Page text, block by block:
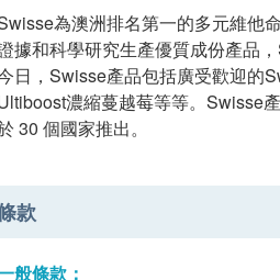
為澳洲排名第一的多元維他
據和科學研究生產優質成份產品
日，Swisse產品包括廣受歡迎的
濃縮蔓越莓等等。Swisse
30 個國家推出。
款
般條款：